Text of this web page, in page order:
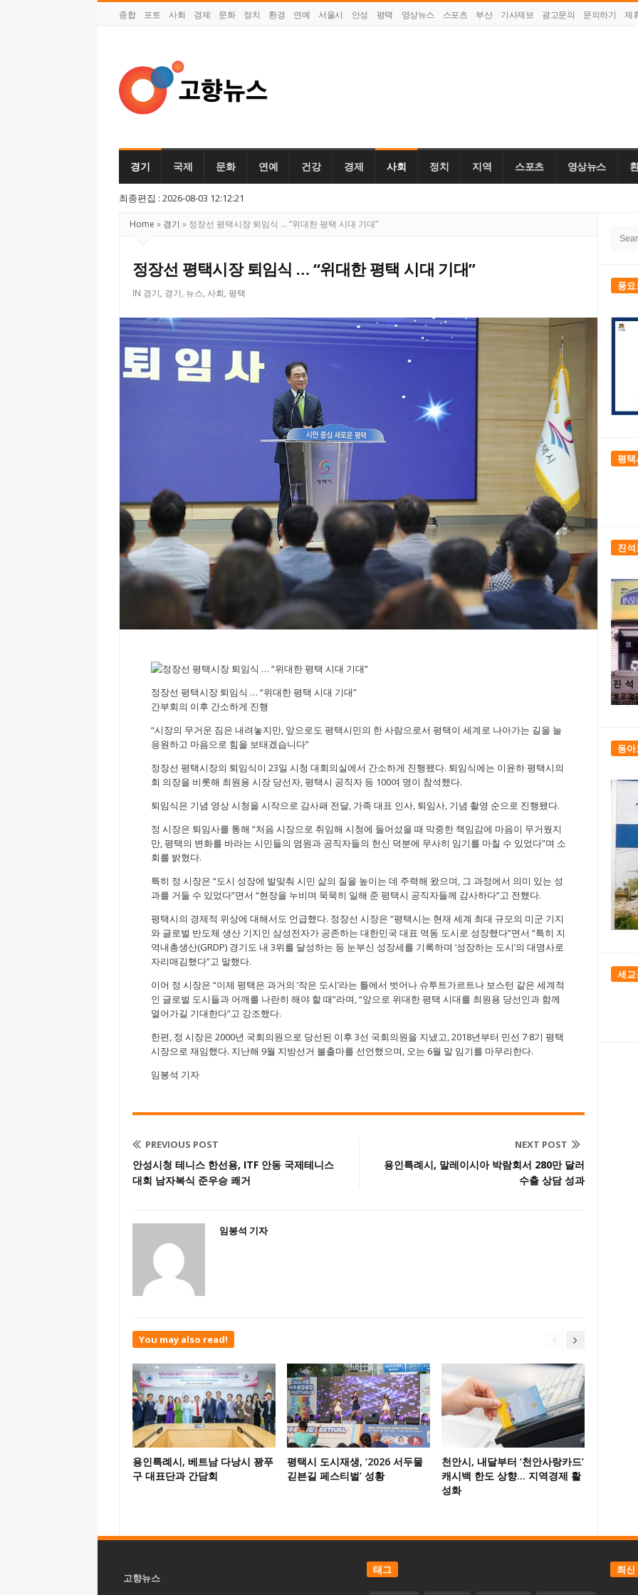
종합 포토 사회 경제 문화 정치 환경 연예 서울시 안성 평택 영상뉴스 스포츠 부산 기사제보 광고문의 문의하기 제
향
뉴
스
경기 국제 문화 연예 건강 경제 사회 정치 지역 스포츠 영상뉴스
최종편집 : 2026-08-03 12:12:21
Home » 경기 » 정장선 평택시장 퇴임식 … “위대한 평택 시대 기대”
정장선 평택시장 퇴임식 … “위대한 평택 시대 기대”
IN 경기, 경기, 뉴스, 사회, 평택
정장선 평택시장 퇴임식 … “위대한 평택 시대 기대”
간부회의 이후 간소하게 진행
“시장의 무거운 짐은 내려놓지만, 앞으로도 평택시민의 한 사람으로서 평택이 세계로 나아가는 길을 늘
응원하고 마음으로 힘을 보태겠습니다”
정장선 평택시장의 퇴임식이 23일 시청 대회의실에서 간소하게 진행됐다. 퇴임식에는 이윤하 평택시의
회 의장을 비롯해 최원용 시장 당선자, 평택시 공직자 등 100여 명이 참석했다.
퇴임식은 기념 영상 시청을 시작으로 감사패 전달, 가족 대표 인사, 퇴임사, 기념 촬영 순으로 진행됐다.
정 시장은 퇴임사를 통해 “처음 시장으로 취임해 시청에 들어섰을 때 막중한 책임감에 마음이 무거웠지
만, 평택의 변화를 바라는 시민들의 염원과 공직자들의 헌신 덕분에 무사히 임기를 마칠 수 있었다”며 소
회를 밝혔다.
특히 정 시장은 “도시 성장에 발맞춰 시민 삶의 질을 높이는 데 주력해 왔으며, 그 과정에서 의미 있는 성
과를 거둘 수 있었다”면서 “현장을 누비며 묵묵히 일해 준 평택시 공직자들께 감사하다”고 전했다.
평택시의 경제적 위상에 대해서도 언급했다. 정장선 시장은 “평택시는 현재 세계 최대 규모의 미군 기지
와 글로벌 반도체 생산 기지인 삼성전자가 공존하는 대한민국 대표 역동 도시로 성장했다”면서 “특히 지
역내총생산(GRDP) 경기도 내 3위를 달성하는 등 눈부신 성장세를 기록하며 ‘성장하는 도시’의 대명사로
자리매김했다”고 말했다.
이어 정 시장은 “이제 평택은 과거의 ‘작은 도시’라는 틀에서 벗어나 슈투트가르트나 보스턴 같은 세계적
인 글로벌 도시들과 어깨를 나란히 해야 할 때”라며, “앞으로 위대한 평택 시대를 최원용 당선인과 함께
열어가길 기대한다”고 강조했다.
한편, 정 시장은 2000년 국회의원으로 당선된 이후 3선 국회의원을 지냈고, 2018년부터 민선 7·8기 평택
시장으로 재임했다. 지난해 9월 지방선거 불출마를 선언했으며, 오는 6월 말 임기를 마무리한다.
임봉석 기자
PREVIOUS POST
안성시청 테니스 한선용, ITF 안동 국제테니스
대회 남자복식 준우승 쾌거
NEXT POST
용인특례시, 말레이시아 박람회서 280만 달러
수출 상담 성과
임봉석 기자
You may also read!
용인특례시, 베트남 다낭시 꽝푸
구 대표단과 간담회
평택시 도시재생, ‘2026 서두물
긷븐길 페스티벌’ 성황
천안시, 내달부터 ‘천안사랑카드’
캐시백 한도 상향… 지역경제 활
성화
풍
평택
진
동
세
고향뉴스
태그 최신